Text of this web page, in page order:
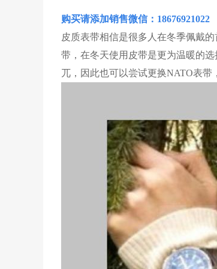
购买请添加销售微信：18676921022
皮质表带相信是很多人在冬季佩戴
带，在冬天使用皮带是更为温暖的
兀，因此也可以尝试更换NATO表带